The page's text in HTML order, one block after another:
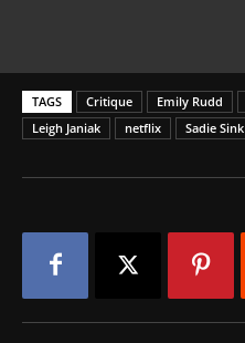
TAGS Critique Emily Rudd
Leigh Janiak
netflix Sadie Sink